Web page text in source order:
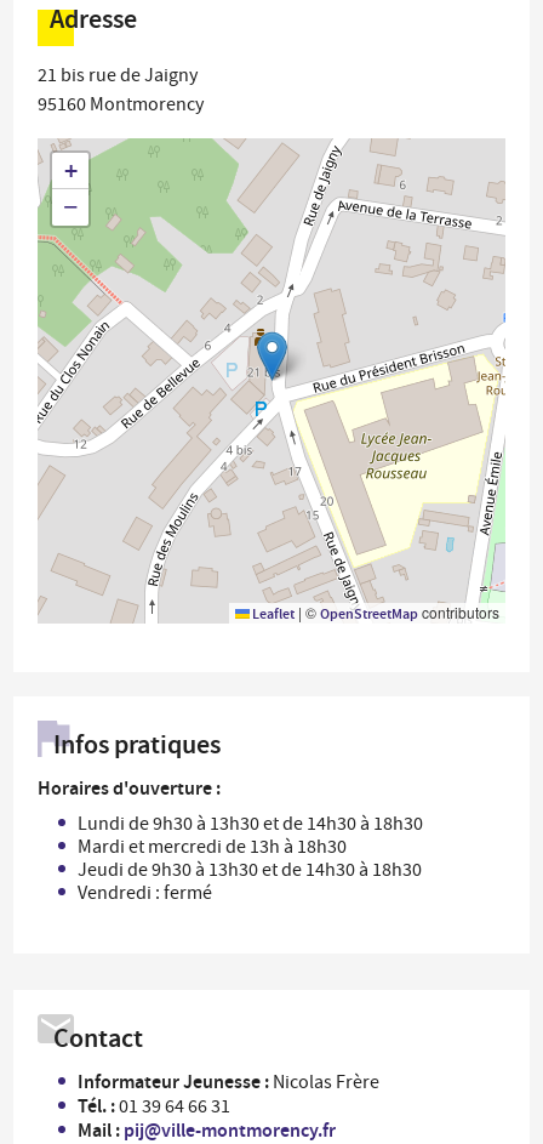
Adresse
21 bis rue de Jaigny
95160 Montmorency
+
−
Leaflet | ©OpenStreetMapcontributors
Infos pratiques
Horaires d'ouverture :
Lundi de 9h30 à 13h30 et de 14h30 à 18h30
Mardi et mercredi de 13h à 18h30
Jeudi de 9h30 à 13h30 et de 14h30 à 18h30
Vendredi : fermé
Contact
Informateur Jeunesse : Nicolas Frère
Tél. :01 39 64 66 31
Mail :pij@ville-montmorency.fr